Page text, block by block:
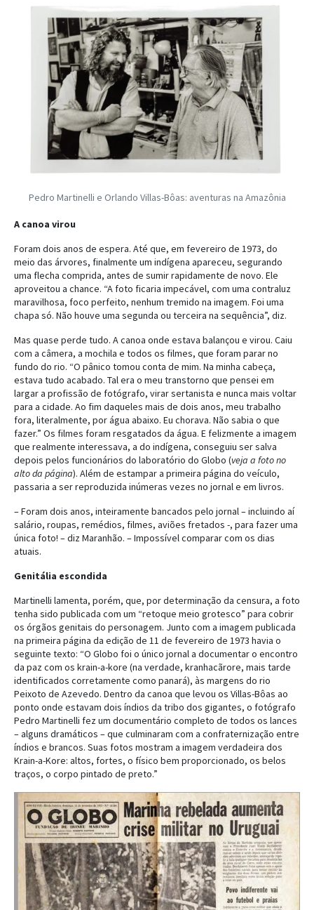
Pedro Martinelli e Orlando Villas-Bôas: aventuras na Amazônia
A canoa virou
Foram dois anos de espera. Até que, em fevereiro de 1973, do
meio das árvores, finalmente um indígena apareceu, segurando
uma flecha comprida, antes de sumir rapidamente de novo. Ele
aproveitou a chance. “A foto ficaria impecável, com uma contraluz
maravilhosa, foco perfeito, nenhum tremido na imagem. Foi uma
chapa só. Não houve uma segunda ou terceira na sequência”, diz.
Mas quase perde tudo. A canoa onde estava balançou e virou. Caiu
com a câmera, a mochila e todos os filmes, que foram parar no
fundo do rio. “O pânico tomou conta de mim. Na minha cabeça,
estava tudo acabado. Tal era o meu transtorno que pensei em
largar a profissão de fotógrafo, virar sertanista e nunca mais voltar
para a cidade. Ao fim daqueles mais de dois anos, meu trabalho
fora, literalmente, por água abaixo. Eu chorava. Não sabia o que
fazer.” Os filmes foram resgatados da água. E felizmente a imagem
que realmente interessava, a do indígena, conseguiu ser salva
depois pelos funcionários do laboratório do Globo (veja a foto no
alto da página). Além de estampar a primeira página do veículo,
passaria a ser reproduzida inúmeras vezes no jornal e em livros.
– Foram dois anos, inteiramente bancados pelo jornal – incluindo aí
salário, roupas, remédios, filmes, aviões fretados -, para fazer uma
única foto! – diz Maranhão. – Impossível comparar com os dias
atuais.
Genitália escondida
Martinelli lamenta, porém, que, por determinação da censura, a foto
tenha sido publicada com um “retoque meio grotesco” para cobrir
os órgãos genitais do personagem. Junto com a imagem publicada
na primeira página da edição de 11 de fevereiro de 1973 havia o
seguinte texto: “O Globo foi o único jornal a documentar o encontro
da paz com os krain-a-kore (na verdade, kranhacãrore, mais tarde
identificados corretamente como panará), às margens do rio
Peixoto de Azevedo. Dentro da canoa que levou os Villas-Bôas ao
ponto onde estavam dois índios da tribo dos gigantes, o fotógrafo
Pedro Martinelli fez um documentário completo de todos os lances
– alguns dramáticos – que culminaram com a confraternização entre
índios e brancos. Suas fotos mostram a imagem verdadeira dos
Krain-a-Kore: altos, fortes, o físico bem proporcionado, os belos
traços, o corpo pintado de preto.”